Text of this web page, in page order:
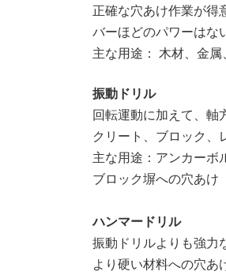
正確な穴あけ作業が得
バーほどのパワーはな
主な用途： 木材、金
振動ドリル
回転運動に加えて、軸
クリート、ブロック、
主な用途：アンカーボ
ブロック塀への穴あけ
ハンマードリル
振動ドリルよりも強力
より硬い材料への穴あ